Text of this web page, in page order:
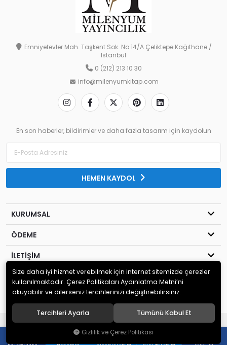
Emniyetevler Mah. Taşkent Sok. No:14/A Çeliktepe Kağıthane /
İstanbul
0 (212) 213 10 30
info@milenyumkitap.com
En son haberler, bildirimler ve daha fazla tasarım için kaydolun
HEMEN KAYDOL
KURUMSAL
ÖDEME
İLETİŞİM
© 2020MİLENYUM YAYINCILIK. Tüm hakları saklıdır.
Yeni Nesil E-Ticaret Sistemleri ile Hazırlanmıştır.
Size daha iyi hizmet verebilmek için internet sitemizde çerezler
kullanılmaktadır. Çerez Politikaları Aydınlatma Metni’ni
okuyabilir ve dilerseniz tercihlerinizi değiştirebilirsiniz.
Tercihleri Ayarla Tümünü Kabul Et
Gizlilik ve Çerez Politikası